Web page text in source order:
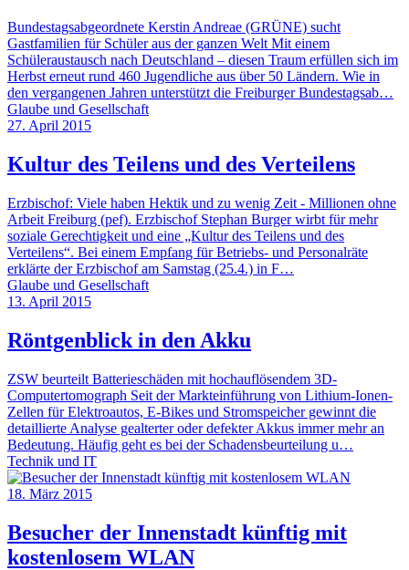
Bundestagsabgeordnete Kerstin Andreae (GRÜNE) sucht
Gastfamilien für Schüler aus der ganzen Welt Mit einem
Schüleraustausch nach Deutschland – diesen Traum erfüllen sich im
Herbst erneut rund 460 Jugendliche aus über 50 Ländern. Wie in
den vergangenen Jahren unterstützt die Freiburger Bundestagsab…
Glaube und Gesellschaft
27. April 2015
Kultur des Teilens und des Verteilens
Erzbischof: Viele haben Hektik und zu wenig Zeit - Millionen ohne
Arbeit Freiburg (pef). Erzbischof Stephan Burger wirbt für mehr
soziale Gerechtigkeit und eine „Kultur des Teilens und des
Verteilens“. Bei einem Empfang für Betriebs- und Personalräte
erklärte der Erzbischof am Samstag (25.4.) in F…
Glaube und Gesellschaft
13. April 2015
Röntgenblick in den Akku
ZSW beurteilt Batterieschäden mit hochauflösendem 3D-
Computertomograph Seit der Markteinführung von Lithium-Ionen-
Zellen für Elektroautos, E-Bikes und Stromspeicher gewinnt die
detaillierte Analyse gealterter oder defekter Akkus immer mehr an
Bedeutung. Häufig geht es bei der Schadensbeurteilung u…
Technik und IT
18. März 2015
Besucher der Innenstadt künftig mit
kostenlosem WLAN